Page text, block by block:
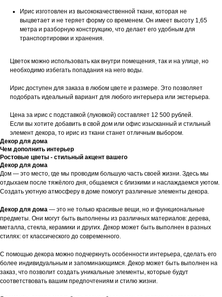
Ирис изготовлен из высококачественной ткани, которая не
выцветает и не теряет форму со временем. Он имеет высоту 1,65
метра и разборную конструкцию, что делает его удобным для
транспортировки и хранения.
Цветок можно использовать как внутри помещения, так и на улице, но
необходимо избегать попадания на него воды.
Ирис доступен для заказа в любом цвете и размере. Это позволяет
подобрать идеальный вариант для любого интерьера или экстерьера.
Цена за ирис с подставкой (луковкой) составляет 12 500 рублей.
Если вы хотите добавить в свой дом или офис изысканный и стильный
элемент декора, то ирис из ткани станет отличным выбором.
Декор для дома
Чем дополнить интерьер
Ростовые цветы - стильный акцент вашего
Декор для дома
Дом — это место, где мы проводим большую часть своей жизни. Здесь мы
отдыхаем после тяжёлого дня, общаемся с близкими и наслаждаемся уютом.
Создать уютную атмосферу в доме помогут различные элементы декора.
Декор для дома — это не только красивые вещи, но и функциональные
предметы. Они могут быть выполнены из различных материалов: дерева,
металла, стекла, керамики и других. Декор может быть выполнен в разных
стилях: от классического до современного.
С помощью декора можно подчеркнуть особенности интерьера, сделать его
более индивидуальным и запоминающимся. Декор может быть выполнен на
заказ, что позволит создать уникальные элементы, которые будут
соответствовать вашим предпочтениям и стилю жизни.